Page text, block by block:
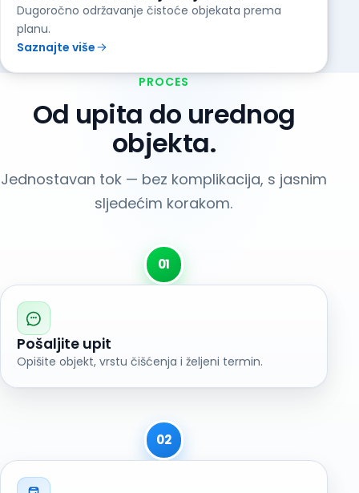
Dugoročno održavanje čistoće objekata prema
planu.
Saznajte više
PROCES
Od upita do urednog
objekta.
Jednostavan tok — bez komplikacija, s jasnim
sljedećim korakom.
01
Pošaljite upit
Opišite objekt, vrstu čišćenja i željeni termin.
02